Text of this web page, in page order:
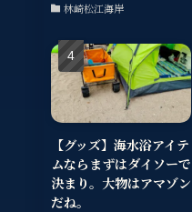
林崎松江海岸
【グッズ】海水浴アイテ
ムならまずはダイソーで
決まり。大物はアマゾン
だね。